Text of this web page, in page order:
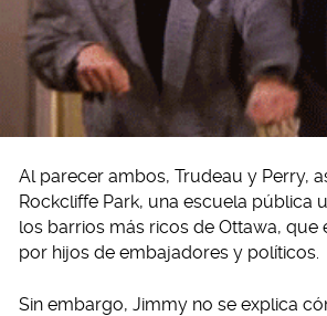
Al parecer ambos, Trudeau y Perry,
Rockcliffe Park, una escuela pública
los barrios más ricos de Ottawa, que
por hijos de embajadores y políticos.
Sin embargo, Jimmy no se explica